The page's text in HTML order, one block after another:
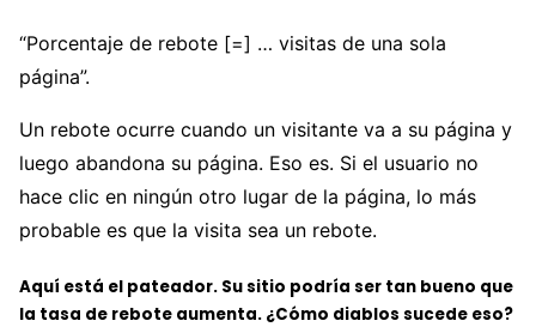
“Porcentaje de rebote [=] … visitas de una sola
página”.
Un rebote ocurre cuando un visitante va a su página y
luego abandona su página. Eso es. Si el usuario no
hace clic en ningún otro lugar de la página, lo más
probable es que la visita sea un rebote.
Aquí está el pateador. Su sitio podría ser tan bueno que
la tasa de rebote aumenta. ¿Cómo diablos sucede eso?